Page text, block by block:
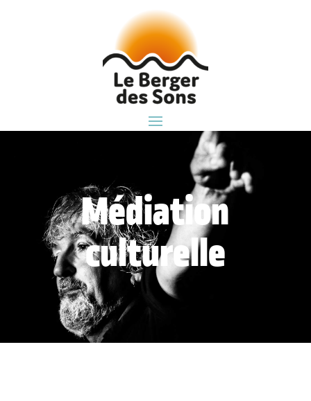
Médiation
culturelle